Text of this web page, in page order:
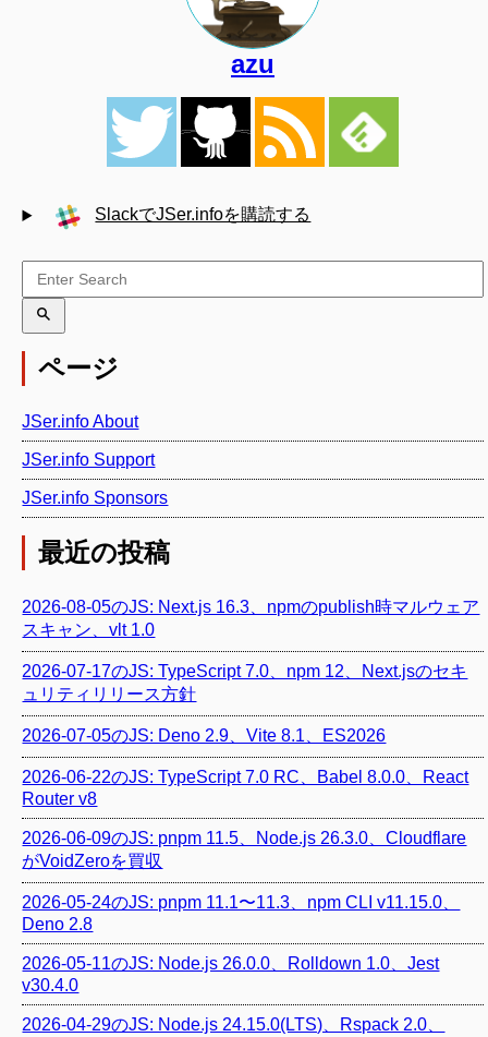
azu
SlackでJSer.infoを購読する
ページ
JSer.info About
JSer.info Support
JSer.info Sponsors
最近の投稿
2026-08-05のJS: Next.js 16.3、npmのpublish時マルウェア
スキャン、vlt 1.0
2026-07-17のJS: TypeScript 7.0、npm 12、Next.jsのセキ
ュリティリリース方針
2026-07-05のJS: Deno 2.9、Vite 8.1、ES2026
2026-06-22のJS: TypeScript 7.0 RC、Babel 8.0.0、React
Router v8
2026-06-09のJS: pnpm 11.5、Node.js 26.3.0、Cloudflare
がVoidZeroを買収
2026-05-24のJS: pnpm 11.1〜11.3、npm CLI v11.15.0、
Deno 2.8
2026-05-11のJS: Node.js 26.0.0、Rolldown 1.0、Jest
v30.4.0
2026-04-29のJS: Node.js 24.15.0(LTS)、Rspack 2.0、